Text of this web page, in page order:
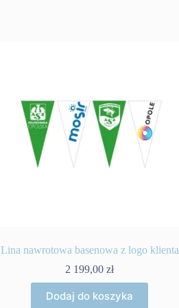
Lina nawrotowa basenowa z logo klienta
2 199,00zł
Dodaj do koszyka